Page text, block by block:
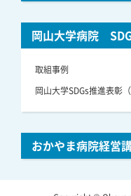
岡山大学病院
取組事例
岡山大学SDGs推進表彰
おかやま病院経営